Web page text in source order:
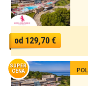
od 129,70 €
SUPER
CENA